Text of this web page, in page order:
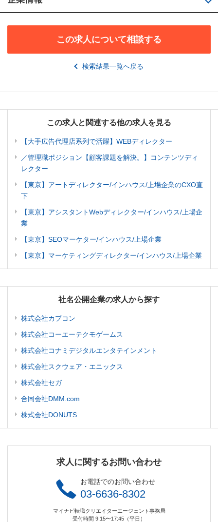
この求人について相談する
検索結果一覧へ戻る
この求人と関連する他の求人を見る
【大手広告代理店系列で活躍】WEBディレクター
／管理職ポジション【顧客課題を解決。】コンテンツディ
レクター
【東京】アートディレクター/インハウス/上場企業のCXO直
下
【東京】アシスタントWebディレクター/インハウス/上場企
業
【東京】SEOマーケター/インハウス/上場企業
【東京】マーケティングディレクター/インハウス/上場企業
社名公開企業の求人から探す
株式会社カプコン
株式会社コーエーテクモゲームス
株式会社コナミデジタルエンタテインメント
株式会社スクウェア・エニックス
株式会社セガ
合同会社DMM.com
株式会社DONUTS
求人に関するお問い合わせ
お電話でのお問い合わせ
03-6636-8302
マイナビ転職クリエイターエージェント事務局
受付時間 9:15〜17:45（平日）